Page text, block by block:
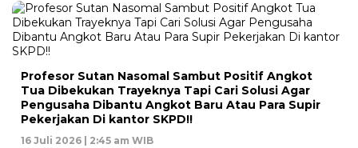
Profesor Sutan Nasomal Sambut Positif Angkot
Tua Dibekukan Trayeknya Tapi Cari Solusi Agar
Pengusaha Dibantu Angkot Baru Atau Para Supir
Pekerjakan Di kantor SKPD!!
16 Juli 2026 | 2:45 am WIB